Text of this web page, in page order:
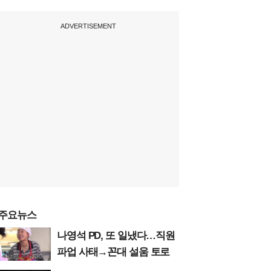
ADVERTISEMENT
요뉴스
나영석 PD, 또 일냈다…직원
파업 사태→꼰대 설움 토로